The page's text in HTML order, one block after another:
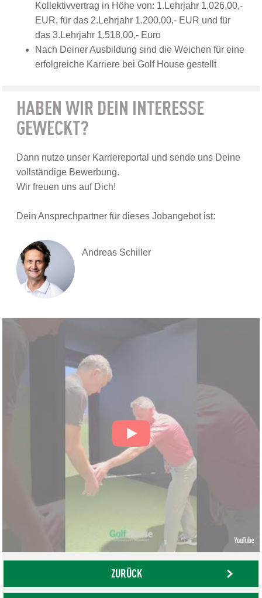
Kollektivvertrag in Höhe von: 1.Lehrjahr 1.026,00,-
EUR, für das 2.Lehrjahr 1.200,00,- EUR und für
das 3.Lehrjahr 1.518,00,- Euro
Nach Deiner Ausbildung sind die Weichen für eine
erfolgreiche Karriere bei Golf House gestellt
HABEN WIR DEIN INTERESSE
GEWECKT?
Dann nutze unser Karriereportal und sende uns Deine
vollständige Bewerbung.
Wir freuen uns auf Dich!
Dein Ansprechpartner für dieses Jobangebot ist:
Andreas Schiller
ZURÜCK